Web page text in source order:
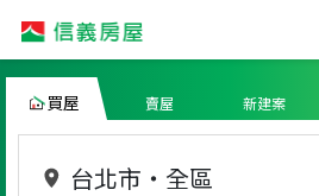
買屋 賣屋 新建案
台北市 ・ 全區